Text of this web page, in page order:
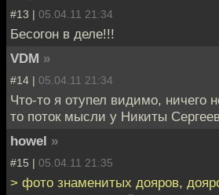
#13 | 05.04.11 21:34
Бесогон в деле!!!
VDM »
#14 | 05.04.11 21:34
Что-то я отупел видимо, ничего
то поток мысли у Никиты
howel »
#15 | 05.04.11 21:35
> фото знаменитых дояров,